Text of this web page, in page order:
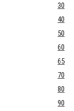
30
40
50
60
65
70
80
90